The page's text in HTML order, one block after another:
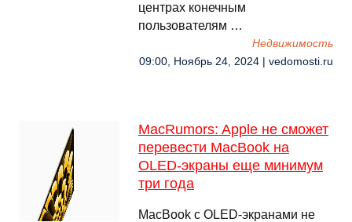
центрах конечным
пользователям …
Недвижимость
09:00, Ноябрь 24, 2024 | vedomosti.ru
MacRumors: Apple не сможет
перевести MacBook на
OLED-экраны еще минимум
три года
MacBook c OLED-экранами не